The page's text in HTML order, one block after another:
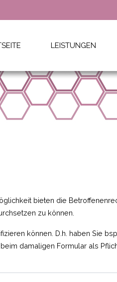
LEISTUNGEN
bieten die
zu können.
können. D.h. haben Sie
damaligen Formular als